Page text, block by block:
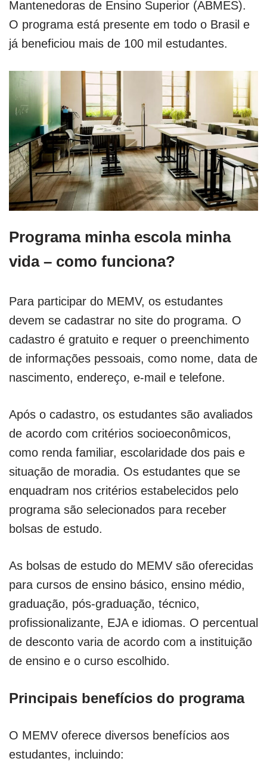
Mantenedoras de Ensino Superior (ABMES).
O programa está presente em todo o Brasil e
já beneficiou mais de 100 mil estudantes.
Programa minha escola minha
vida – como funciona?
Para participar do MEMV, os estudantes
devem se cadastrar no site do programa. O
cadastro é gratuito e requer o preenchimento
de informações pessoais, como nome, data de
nascimento, endereço, e-mail e telefone.
Após o cadastro, os estudantes são avaliados
de acordo com critérios socioeconômicos,
como renda familiar, escolaridade dos pais e
situação de moradia. Os estudantes que se
enquadram nos critérios estabelecidos pelo
programa são selecionados para receber
bolsas de estudo.
As bolsas de estudo do MEMV são oferecidas
para cursos de ensino básico, ensino médio,
graduação, pós-graduação, técnico,
profissionalizante, EJA e idiomas. O percentual
de desconto varia de acordo com a instituição
de ensino e o curso escolhido.
Principais benefícios do programa
O MEMV oferece diversos benefícios aos
estudantes, incluindo: